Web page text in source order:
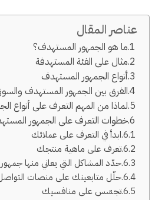
عناصر المقال
ما هو الجمهور المستهدف؟
مثال على الفئة المستهدفة
أنواع الجمهور المستهدف
الفرق بين الجمهور المستهدف
لماذا من المهم التعرف على أنواع
خطوات التعرف على الجمهور
ابدأ في التعرف على عملائك
تعرف على ماهية منتجك
حدّد المشاكل التي يعاني منها
حلّل متابعينك على منصات
تجسّس على منافسيك